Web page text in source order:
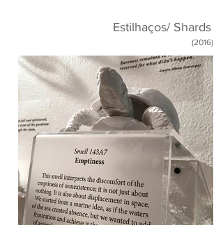
Estilhaços/ Shards
(2016)